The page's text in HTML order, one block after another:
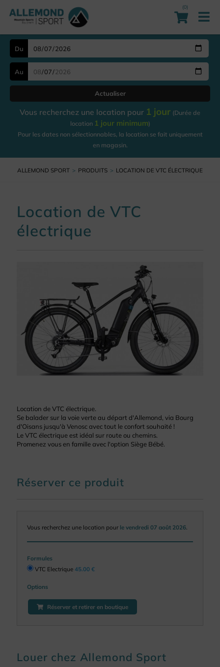
(0)
Du
Au
Actualiser
Vous recherchez une location pour 1 jour (Durée de
location 1 jour minimum)
Pour les dates non sélectionnables, la location se fait uniquement
en magasin.
ALLEMOND SPORT PRODUITS LOCATION DE VTC ÉLECTRIQUE
Location de VTC
électrique
Location de VTC électrique.
Se balader sur la voie verte au départ d'Allemond, via Bourg
d'Oisans jusqu'à Venosc avec tout le confort souhaité !
Le VTC électrique est idéal sur route ou chemins.
Promenez vous en famille avec l'option Siège Bébé.
Réserver ce produit
Vous recherchez une location pour le vendredi 07 août 2026.
Formules
VTC Electrique 45.00 €
Options
Réserver et retirer en boutique
Louer chez Allemond Sport